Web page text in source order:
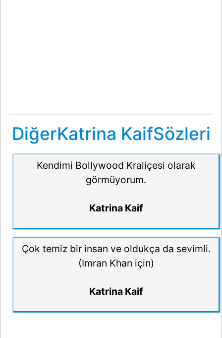
DiğerKatrina KaifSözleri
Kendimi Bollywood Kraliçesi olarak
görmüyorum.
Katrina Kaif
Çok temiz bir insan ve oldukça da sevimli.
(Imran Khan için)
Katrina Kaif